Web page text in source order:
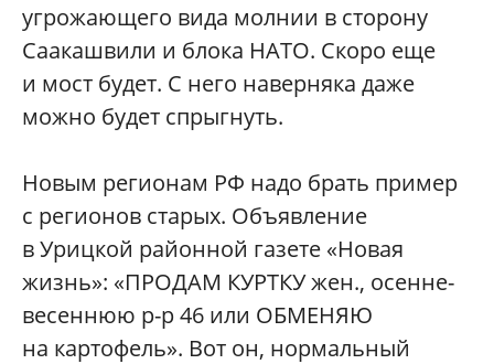
угрожающего вида молнии в сторону
Саакашвили и блока НАТО. Скоро еще
и мост будет. С него наверняка даже
можно будет спрыгнуть.
Новым регионам РФ надо брать пример
с регионов старых. Объявление
в Урицкой районной газете «Новая
жизнь»: «ПРОДАМ КУРТКУ жен., осенне-
весеннюю р-р 46 или ОБМЕНЯЮ
на картофель». Вот он, нормальный